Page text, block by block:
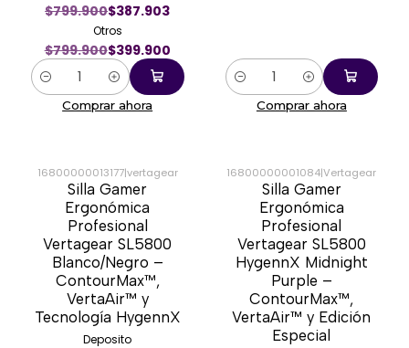
$799.900$387.903
Otros
$799.900$399.900
Cantidad
Comprar ahora
Cantidad
Comprar ahora
-19%
16800000013177|vertagear
Silla Gamer
Ergonómica
Profesional
Vertagear SL5800
Blanco/Negro –
ContourMax™,
VertaAir™ y
Tecnología HygennX
Deposito
-43%
16800000001084|Vertagear
Silla Gamer
Ergonómica
Profesional
Vertagear SL5800
HygennX Midnight
Purple –
ContourMax™,
VertaAir™ y Edición
Especial